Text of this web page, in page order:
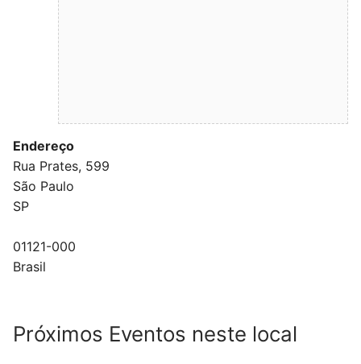
Endereço
Rua Prates, 599
São Paulo
SP
01121-000
Brasil
Próximos Eventos neste local